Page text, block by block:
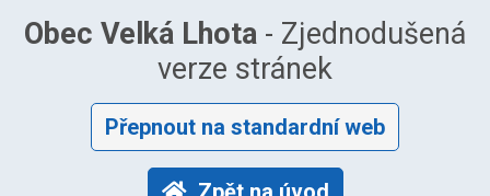
Obec Velká Lhota - Zjednodušená
verze stránek
Přepnout na standardní web